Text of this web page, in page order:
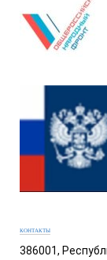
КОНТАКТЫ
386001,